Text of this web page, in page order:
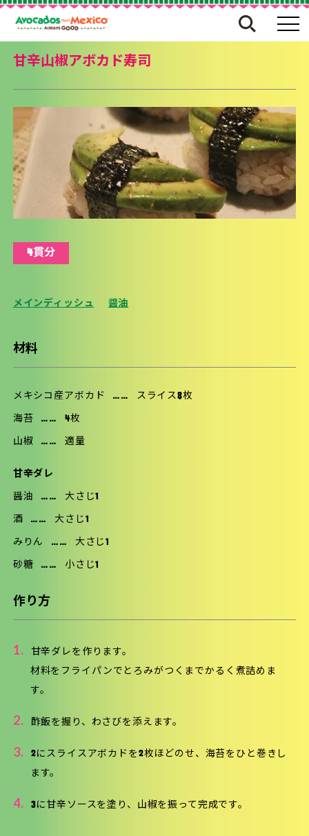
甘辛山椒アボカド寿司
4貫分
メインディッシュ 醤油
材料
メキシコ産アボカド …… スライス8枚
海苔 …… 4枚
山椒 …… 適量
甘辛ダレ
醤油 …… 大さじ1
酒 …… 大さじ1
みりん …… 大さじ1
砂糖 …… 小さじ1
作り方
1.
甘辛ダレを作ります。
材料をフライパンでとろみがつくまでかるく煮詰めま
す。
2. 酢飯を握り、わさびを添えます。
3.
2にスライスアボカドを2枚ほどのせ、海苔をひと巻きし
ます。
4. 3に甘辛ソースを塗り、山椒を振って完成です。